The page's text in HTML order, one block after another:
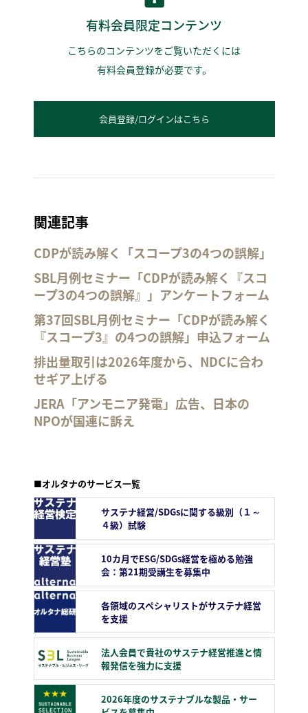
有料会員限定コンテンツ
こちらのコンテンツをご覧いただくには
有料会員登録が必要です。
会員登録/ログインはこちら
関連記事
CDPが読み解く「スコープ3の4つの誤解」
SBL月例セミナー「CDPが読み解く『スコ
ープ3の4つの誤解』」アンケートフォーム
第37回SBL月例セミナー「CDPが読み解く
『スコープ3』の4つの誤解」申込フォーム
排出量取引は2026年度から、NDCに合わ
せギア上げる
JERA「アンモニア発電」広告、日本の
NPOが国連に訴え
■オルタナのサービス一覧
サステナ経営/SDGsに関する級別（１～
４級）試験
10カ月でESG/SDGs経営を極める勉強
会：第21期受講生を募集中
各領域のスペシャリストがサステナ経営
を支援
法人会員で貴社のサステナ経営推進と情
報発信を強力に支援
2026年度のサステナブルな製品・サー